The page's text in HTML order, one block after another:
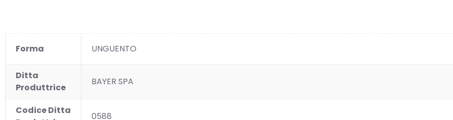
SANITARIA
Forma UNGUENTO
Ditta
Produttrice
BAYER SPA
Codice Ditta
0588